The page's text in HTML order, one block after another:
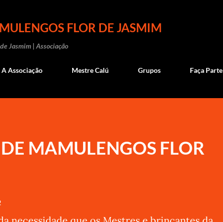
FLOR DE JASMIM
Jasmim | Associação
A Associação Mestre Calú Grupos Faça Parte
MAMULENGOS FLOR